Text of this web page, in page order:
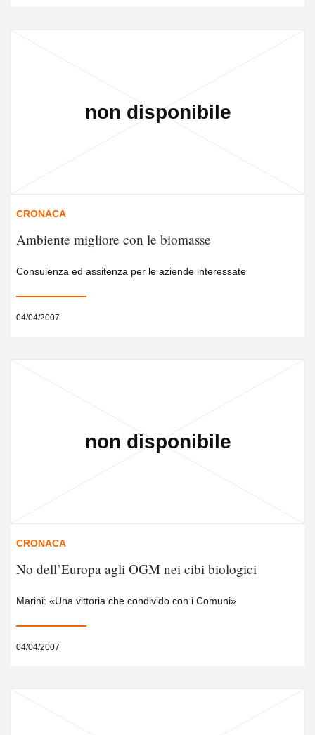
CRONACA
Ambiente migliore con le biomasse
Consulenza ed assitenza per le aziende interessate
04/04/2007
CRONACA
No dell’Europa agli OGM nei cibi biologici
Marini: «Una vittoria che condivido con i Comuni»
04/04/2007